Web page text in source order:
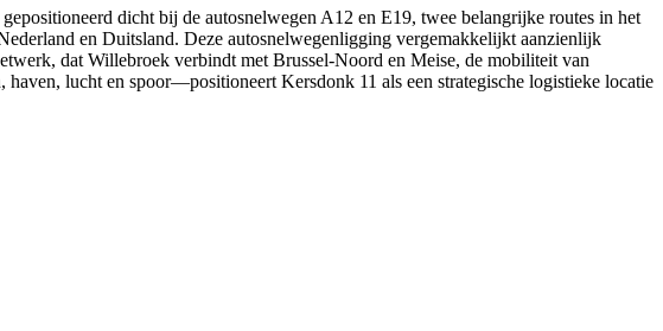
dicht bij de autosnelwegen A12 en E19, twee belangrijke routes in het
en Duitsland. Deze autosnelwegenligging vergemakkelijkt aanzienlijk
dat Willebroek verbindt met Brussel-Noord en Meise, de mobiliteit van
lucht en spoor—positioneert Kersdonk 11 als een strategische logistieke locatie